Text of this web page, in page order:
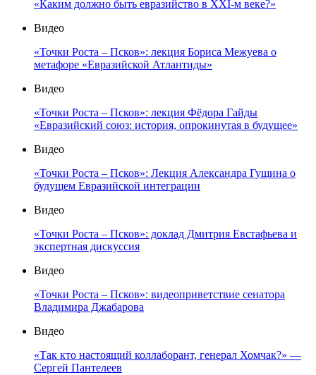
«Каким должно быть евразийство в XXI-м веке?»
Видео
«Точки Роста – Псков»: лекция Бориса Межуева о
метафоре «Евразийской Атлантиды»
Видео
«Точки Роста – Псков»: лекция Фёдора Гайды
«Евразийский союз: история, опрокинутая в будущее»
Видео
«Точки Роста – Псков»: Лекция Александра Гущина о
будущем Евразийской интеграции
Видео
«Точки Роста – Псков»: доклад Дмитрия Евстафьева и
экспертная дискуссия
Видео
«Точки Роста – Псков»: видеоприветствие сенатора
Владимира Джабарова
Видео
«Так кто настоящий коллаборант, генерал Хомчак?» —
Сергей Пантелеев